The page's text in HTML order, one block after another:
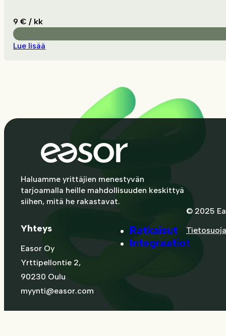
9 € / kk
Lue lisää
Haluamme yrittäjien menestyvän
tarjoamalla heille mahdollisuuden keskittyä
siihen, mitä he rakastavat.
Yhteys
Easor Oy
Yrttipellontie 2,
90230 Oulu
myynti@easor.com
Ratkaisut
Integraatiot
© 2025